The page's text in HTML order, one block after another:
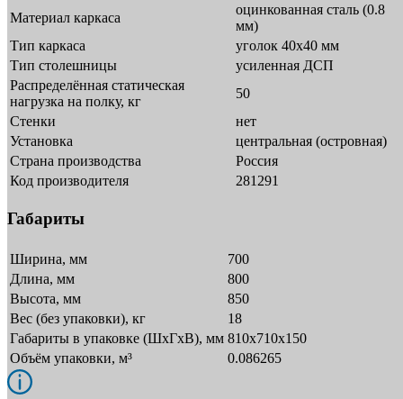
Материал каркаса
оцинкованная сталь (0.8
мм)
Тип каркаса
уголок 40х40 мм
Тип столешницы
усиленная ДСП
Распределённая статическая
нагрузка на полку, кг
50
Стенки
нет
Установка
центральная (островная)
Страна производства
Россия
Код производителя
281291
Габариты
Ширина, мм
700
Длина, мм
800
Высота, мм
850
Вес (без упаковки), кг
18
Габариты в упаковке (ШxГxВ), мм 810х710х150
Объём упаковки, м³
0.086265